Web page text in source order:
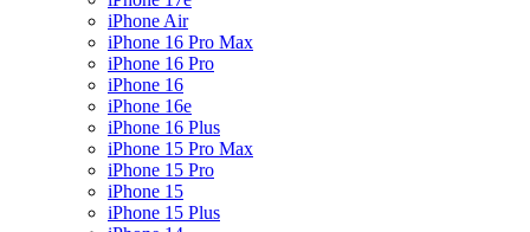
iPhone Air
iPhone 16 Pro Max
iPhone 16 Pro
iPhone 16
iPhone 16e
iPhone 16 Plus
iPhone 15 Pro Max
iPhone 15 Pro
iPhone 15
iPhone 15 Plus